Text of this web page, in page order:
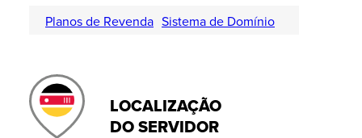
Planos de Revenda Sistema de Domínio
LOCALIZAÇÃO
DO SERVIDOR